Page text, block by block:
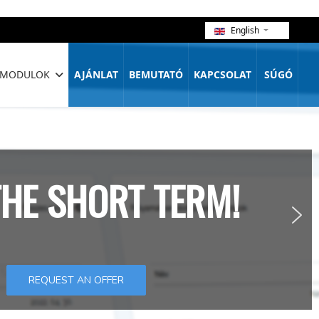
English
MODULOK AJÁNLAT BEMUTATÓ KAPCSOLAT SÚGÓ
SHORT TERM!
REQUEST AN OFFER